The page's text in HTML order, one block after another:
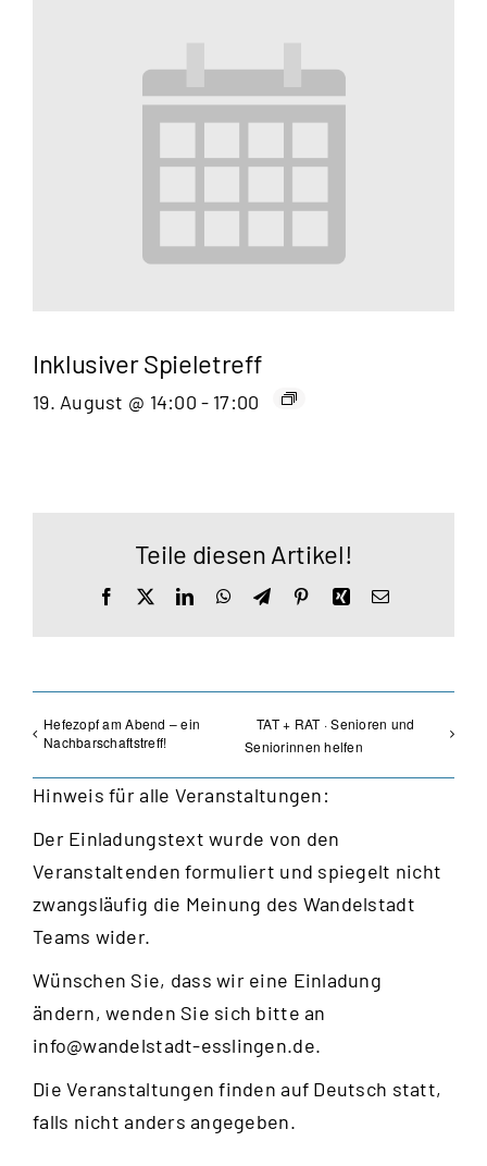
Inklusiver Spieletreff
19. August @ 14:00 - 17:00
Teile diesen Artikel!
Facebook LinkedInWhatsApp
TelegramPinterestXingE-
Hefezopf am Abend – ein
Nachbarschaftstreff!
TAT + RAT · Senioren und
Seniorinnen helfen
Hinweis für alle Veranstaltungen:
Der Einladungstext wurde von den
Veranstaltenden formuliert und spiegelt nicht
zwangsläufig die Meinung des Wandelstadt
Teams wider.
Wünschen Sie, dass wir eine Einladung
ändern, wenden Sie sich bitte an
info@wandelstadt-esslingen.de.
Die Veranstaltungen finden auf Deutsch statt,
falls nicht anders angegeben.